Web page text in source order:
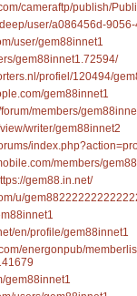
cameraftp/publish/
user/a086456d-
user/gem88innet1
gem88innet1.72594/
profiel/120494/
gem88innet1
members/
writer/gem88innet2
members/
gem88.in.net/
u/
en/profile/gem88innet1
energonpub/
gem88innet1